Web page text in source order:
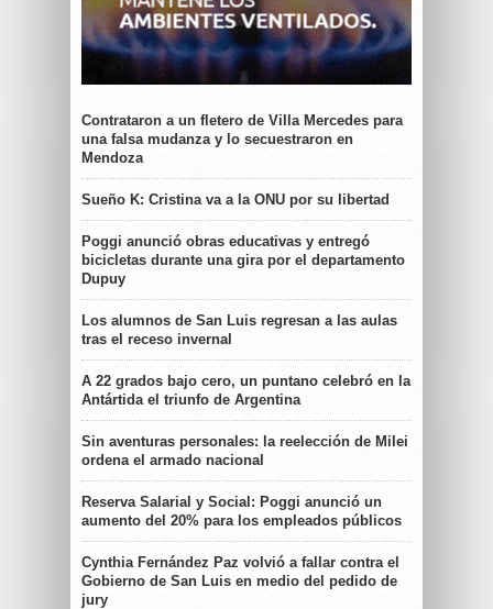
Contrataron a un fletero de Villa Mercedes para
una falsa mudanza y lo secuestraron en
Mendoza
Sueño K: Cristina va a la ONU por su libertad
Poggi anunció obras educativas y entregó
bicicletas durante una gira por el departamento
Dupuy
Los alumnos de San Luis regresan a las aulas
tras el receso invernal
A 22 grados bajo cero, un puntano celebró en la
Antártida el triunfo de Argentina
Sin aventuras personales: la reelección de Milei
ordena el armado nacional
Reserva Salarial y Social: Poggi anunció un
aumento del 20% para los empleados públicos
Cynthia Fernández Paz volvió a fallar contra el
Gobierno de San Luis en medio del pedido de
jury